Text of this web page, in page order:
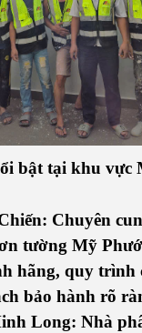
bật tại khu vực
: Chuyên
tường Mỹ
hãng, quy trình
bảo hành rõ
Long: Nhà